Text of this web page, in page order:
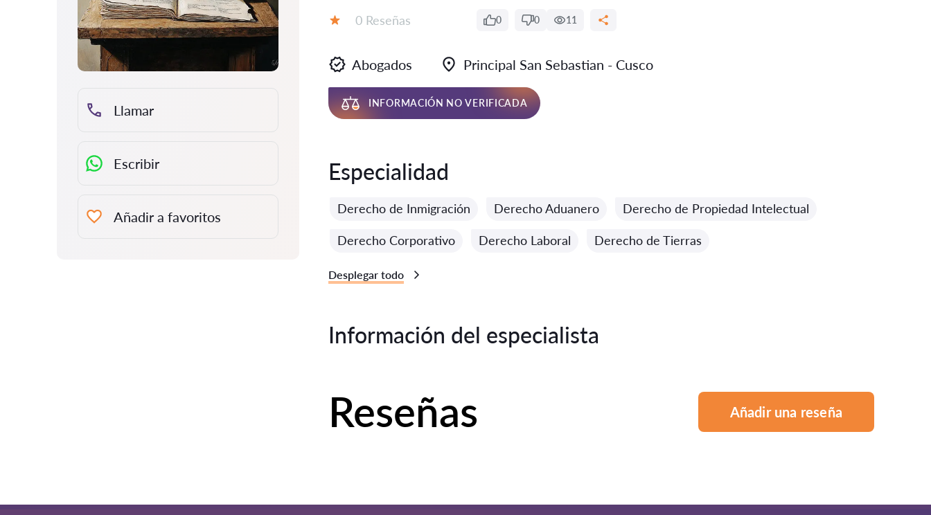
Llamar
Escribir
Añadir a favoritos
Número de reseñas:
0 Reseñas 0 0 11
Abogados Principal San Sebastian - Cusco
INFORMACIÓN NO VERIFICADA
Especialidad
Derecho de Inmigración Derecho Aduanero Derecho de Propiedad Intelectual
Derecho Corporativo Derecho Laboral Derecho de Tierras
Desplegar todo
Información del especialista
Reseñas Añadir una reseña